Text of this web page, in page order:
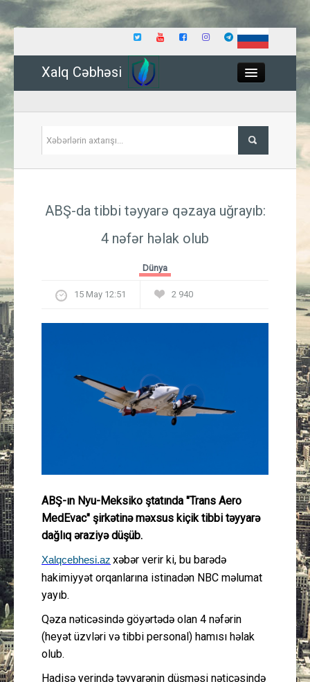
Xalq Cəbhəsi
İqtisadiyyat
Güney Azərbaycan
Müsahibə
Gündəm
Peşə etikası
ABŞ-da tibbi təyyarə qəzaya uğrayıb:
4 nəfər həlak olub
Dünya
15 May 12:51 2 940
ABŞ-ın Nyu-Meksiko ştatında "Trans Aero
MedEvac" şirkətinə məxsus kiçik tibbi təyyarə
dağlıq əraziyə düşüb.
Xalqcebhesi.az xəbər verir ki, bu barədə
hakimiyyət orqanlarına istinadən NBC məlumat
yayıb.
Qəza nəticəsində göyərtədə olan 4 nəfərin
(heyət üzvləri və tibbi personal) hamısı həlak
olub.
Hadisə yerində təyyarənin düşməsi nəticəsində